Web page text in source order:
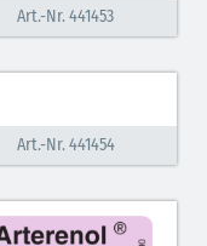
Art.-Nr. 441453
Art.-Nr. 441454